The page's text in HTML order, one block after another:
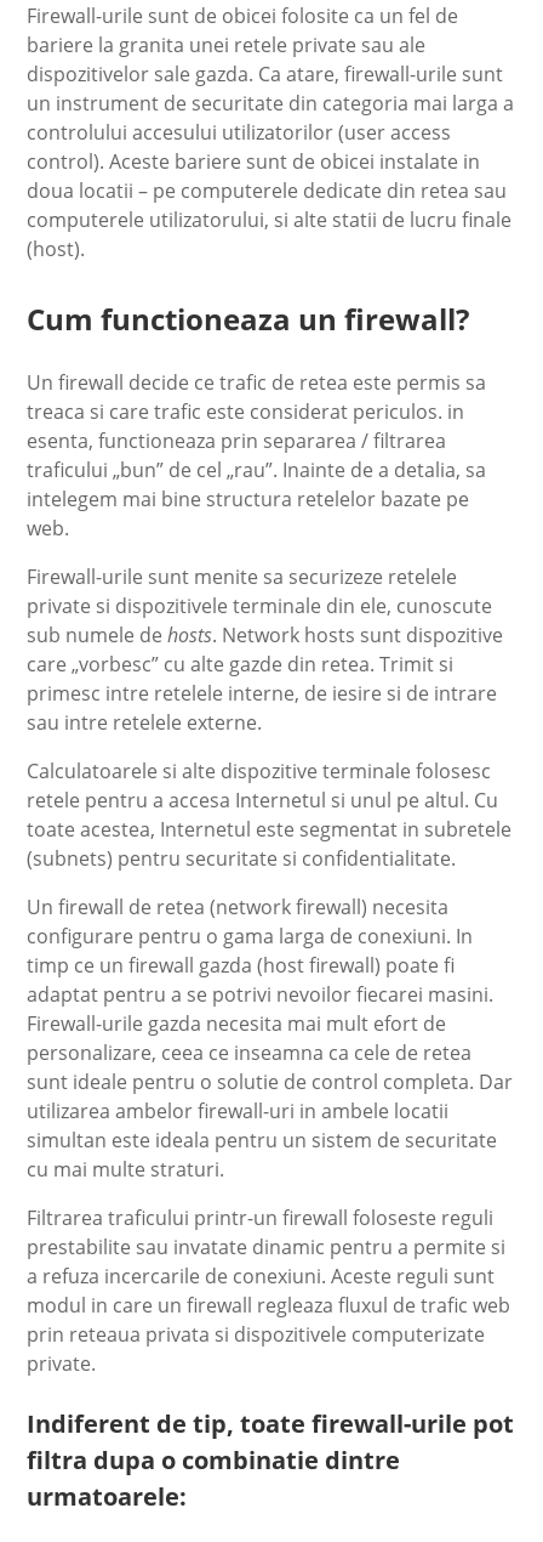
Firewall-urile sunt de obicei folosite ca un fel de
bariere la granita unei retele private sau ale
dispozitivelor sale gazda. Ca atare, firewall-urile sunt
un instrument de securitate din categoria mai larga a
controlului accesului utilizatorilor (user access
control). Aceste bariere sunt de obicei instalate in
doua locatii – pe computerele dedicate din retea sau
computerele utilizatorului, si alte statii de lucru finale
(host).
Cum functioneaza un firewall?
Un firewall decide ce trafic de retea este permis sa
treaca si care trafic este considerat periculos. in
esenta, functioneaza prin separarea / filtrarea
traficului „bun” de cel „rau”. Inainte de a detalia, sa
intelegem mai bine structura retelelor bazate pe
web.
Firewall-urile sunt menite sa securizeze retelele
private si dispozitivele terminale din ele, cunoscute
sub numele dehosts. Network hosts sunt dispozitive
care „vorbesc” cu alte gazde din retea. Trimit si
primesc intre retelele interne, de iesire si de intrare
sau intre retelele externe.
Calculatoarele si alte dispozitive terminale folosesc
retele pentru a accesa Internetul si unul pe altul. Cu
toate acestea, Internetul este segmentat in subretele
(subnets) pentru securitate si confidentialitate.
Un firewall de retea (network firewall) necesita
configurare pentru o gama larga de conexiuni. In
timp ce un firewall gazda (host firewall) poate fi
adaptat pentru a se potrivi nevoilor fiecarei masini.
Firewall-urile gazda necesita mai mult efort de
personalizare, ceea ce inseamna ca cele de retea
sunt ideale pentru o solutie de control completa. Dar
utilizarea ambelor firewall-uri in ambele locatii
simultan este ideala pentru un sistem de securitate
cu mai multe straturi.
Filtrarea traficului printr-un firewall foloseste reguli
prestabilite sau invatate dinamic pentru a permite si
a refuza incercarile de conexiuni. Aceste reguli sunt
modul in care un firewall regleaza fluxul de trafic web
prin reteaua privata si dispozitivele computerizate
private.
Indiferent de tip, toate firewall-urile pot
filtra dupa o combinatie dintre
urmatoarele: